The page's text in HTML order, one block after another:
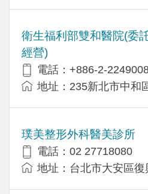
衛生福利部雙和醫院(委
經營)
電話：+​886-2-
地址：​235新北市中和
璞美整形外科醫美診所
電話：02 27718080
地址：台北市大安區